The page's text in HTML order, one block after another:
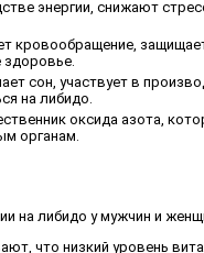
энергии, снижают
кровообращение,
здоровье.
сон, участвует в
на либидо.
оксида азота,
органам.
на либидо у мужчин и
что низкий уровень